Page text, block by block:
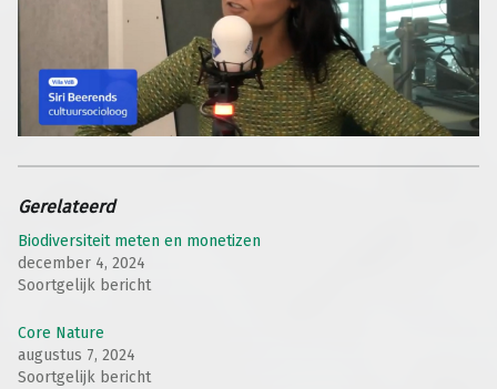
Gerelateerd
Biodiversiteit meten en monetizen
december 4, 2024
Soortgelijk bericht
Core Nature
augustus 7, 2024
Soortgelijk bericht